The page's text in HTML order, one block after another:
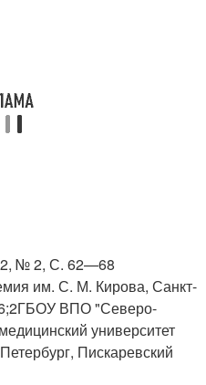
№ 2, С. 62—68
им. С. М. Кирова, Санкт-
6;2ГБОУ ВПО "Северо-
университет
Пискаревский